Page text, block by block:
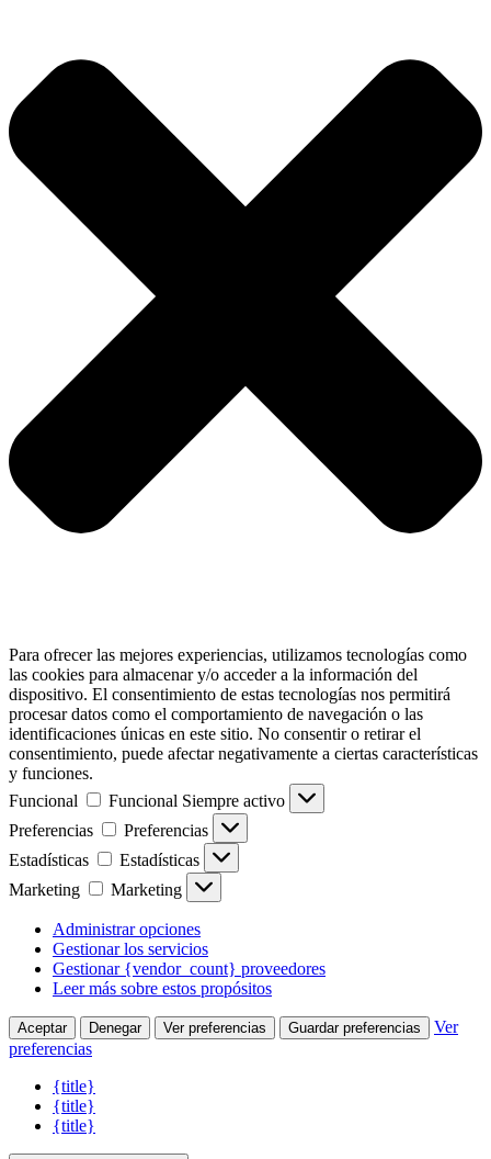
Para ofrecer las mejores experiencias, utilizamos tecnologías como
las cookies para almacenar y/o acceder a la información del
dispositivo. El consentimiento de estas tecnologías nos permitirá
procesar datos como el comportamiento de navegación o las
identificaciones únicas en este sitio. No consentir o retirar el
consentimiento, puede afectar negativamente a ciertas características
y funciones.
Funcional
Funcional Siempre activo
Preferencias
Preferencias
Estadísticas
Estadísticas
Marketing
Marketing
Administrar opciones
Gestionar los servicios
Gestionar {vendor_count} proveedores
Leer más sobre estos propósitos
Aceptar Denegar Ver preferencias Guardar preferencias
Ver
preferencias
{title}
{title}
{title}